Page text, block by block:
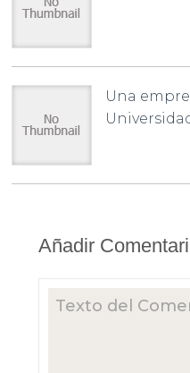
Una
Añadir